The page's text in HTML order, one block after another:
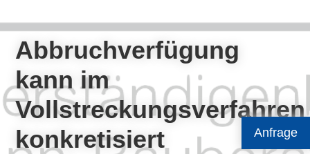
Anfrage
Abbruchverfügung
kann im
Vollstreckungsverfahren
konkretisiert